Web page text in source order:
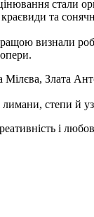
стали
та
визнали
Мілєва, Злата
лимани, степи й
і